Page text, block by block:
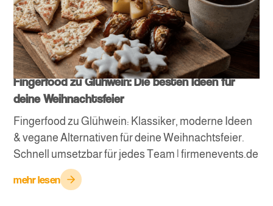
Fingerfood zu Glühwein: Die besten Ideen für
deine Weihnachtsfeier
Fingerfood zu Glühwein: Klassiker, moderne Ideen
& vegane Alternativen für deine Weihnachtsfeier.
Schnell umsetzbar für jedes Team | firmenevents.de
mehr lesen